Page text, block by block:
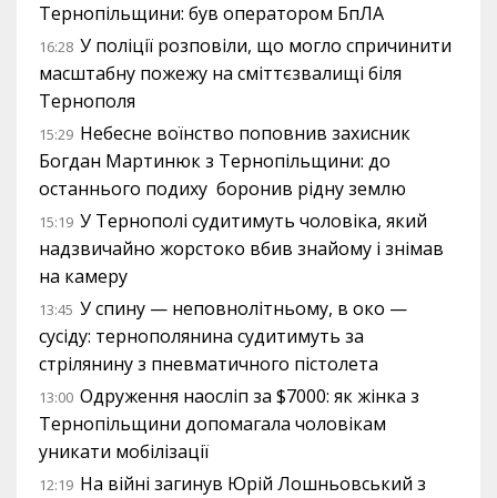
Тернопільщини: був оператором БпЛА
16:28 У поліції розповіли, що могло спричинити
масштабну пожежу на сміттєзвалищі біля
Тернополя
15:29 Небесне воїнство поповнив захисник
Богдан Мартинюк з Тернопільщини: до
останнього подиху боронив рідну землю
15:19 У Тернополі судитимуть чоловіка, який
надзвичайно жорстоко вбив знайому і знімав
на камеру
13:45 У спину — неповнолітньому, в око —
сусіду: тернополянина судитимуть за
стрілянину з пневматичного пістолета
13:00 Одруження наосліп за $7000: як жінка з
Тернопільщини допомагала чоловікам
уникати мобілізації
12:19 На війні загинув Юрій Лошньовський з